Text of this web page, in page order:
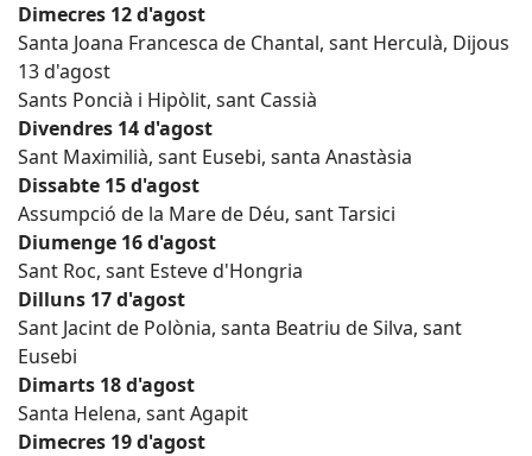
Dimecres 12 d'agost
Santa Joana Francesca de Chantal, sant Herculà, Dijous
13 d'agost
Sants Poncià i Hipòlit, sant Cassià
Divendres 14 d'agost
Sant Maximilià, sant Eusebi, santa Anastàsia
Dissabte 15 d'agost
Assumpció de la Mare de Déu, sant Tarsici
Diumenge 16 d'agost
Sant Roc, sant Esteve d'Hongria
Dilluns 17 d'agost
Sant Jacint de Polònia, santa Beatriu de Silva, sant
Eusebi
Dimarts 18 d'agost
Santa Helena, sant Agapit
Dimecres 19 d'agost